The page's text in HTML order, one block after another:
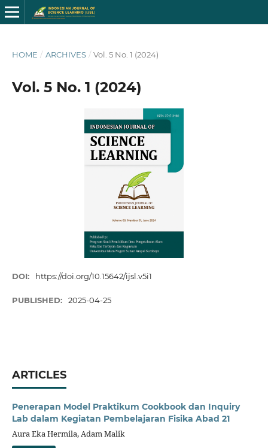
HOME / ARCHIVES / Vol. 5 No. 1 (2024)
Vol. 5 No. 1 (2024)
DOI: https://doi.org/10.15642/ijsl.v5i1
PUBLISHED: 2025-04-25
ARTICLES
Penerapan Model Praktikum Cookbook dan Inquiry
Lab dalam Kegiatan Pembelajaran Fisika Abad 21
Aura Eka Hermila, Adam Malik